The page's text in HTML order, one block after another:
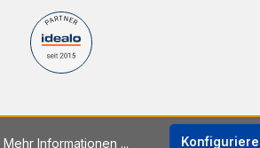
Mehr Informationen ...